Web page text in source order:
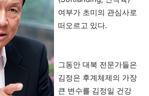
여부가 초미의 관심사로
떠오르고 있다.
그동안 대북 전문가들은
김정은 후계체제의 가장
큰 변수를 김정일 건강